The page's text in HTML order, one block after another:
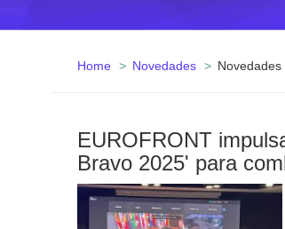
Home Novedades Novedades
EUROFRONT
Bravo 2025' para